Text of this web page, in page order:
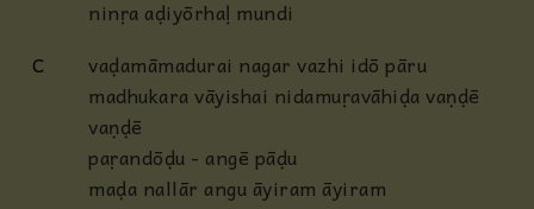
ninṛa aḍiyōrhaḷ mundi
C
vaḍamāmadurai nagar vazhi idō pāru
madhukara vāyishai nidamuṛavāhiḍa vaṇḍē
vaṇḍē
paṛandōḍu - angē pāḍu
maḍa nallār angu āyiram āyiram